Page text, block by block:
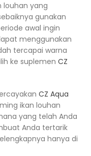
louhan yang
gunakan
awal ingin
menggunakan
tercapai warna
ke suplemen CZ
CZ Aqua
ikan louhan
yang telah Anda
Anda tertarik
hanya di